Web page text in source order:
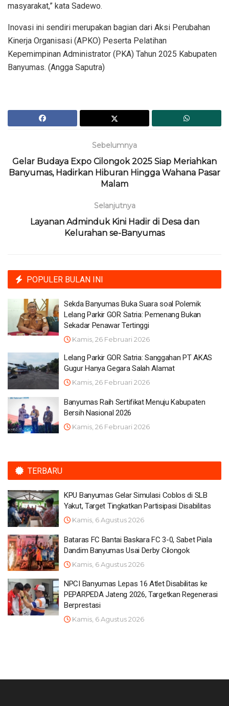
masyarakat,” kata Sadewo.
Inovasi ini sendiri merupakan bagian dari Aksi Perubahan
Kinerja Organisasi (APKO) Peserta Pelatihan
Kepemimpinan Administrator (PKA) Tahun 2025 Kabupaten
Banyumas. (Angga Saputra)
Sebelumnya
Gelar Budaya Expo Cilongok 2025 Siap Meriahkan
Banyumas, Hadirkan Hiburan Hingga Wahana Pasar
Malam
Selanjutnya
Layanan Adminduk Kini Hadir di Desa dan
Kelurahan se-Banyumas
POPULER BULAN INI
Sekda Banyumas Buka Suara soal Polemik
Lelang Parkir GOR Satria: Pemenang Bukan
Sekadar Penawar Tertinggi
Kamis, 26 Februari 2026
Lelang Parkir GOR Satria: Sanggahan PT AKAS
Gugur Hanya Gegara Salah Alamat
Kamis, 26 Februari 2026
Banyumas Raih Sertifikat Menuju Kabupaten
Bersih Nasional 2026
Kamis, 26 Februari 2026
TERBARU
KPU Banyumas Gelar Simulasi Coblos di SLB
Yakut, Target Tingkatkan Partisipasi Disabilitas
Kamis, 6 Agustus 2026
Bataras FC Bantai Baskara FC 3-0, Sabet Piala
Dandim Banyumas Usai Derby Cilongok
Kamis, 6 Agustus 2026
NPCI Banyumas Lepas 16 Atlet Disabilitas ke
PEPARPEDA Jateng 2026, Targetkan Regenerasi
Berprestasi
Kamis, 6 Agustus 2026